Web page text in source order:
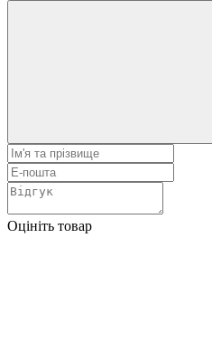
Оцініть товар